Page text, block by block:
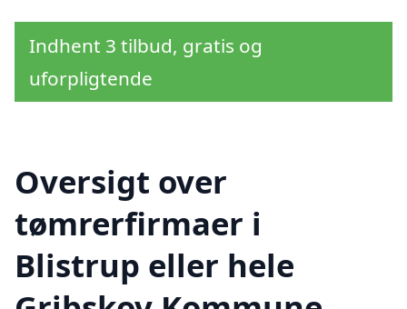
Indhent 3 tilbud, gratis og
uforpligtende
Oversigt over
tømrerfirmaer i
Blistrup eller hele